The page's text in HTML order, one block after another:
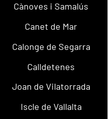
Cànoves i Samalús
Canet de Mar
Calonge de Segarra
Calldetenes
Joan de Vilatorrada
Iscle de Vallalta